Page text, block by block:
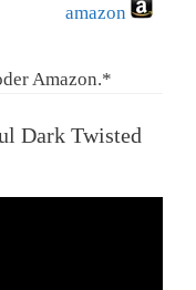
amazon
Amazon.*
Dark Twisted